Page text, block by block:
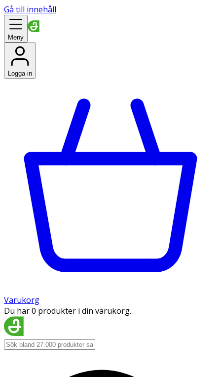
Gå till innehåll
Meny
Logga in
Varukorg
Du har 0 produkter i din varukorg.